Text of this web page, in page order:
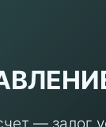
— залог